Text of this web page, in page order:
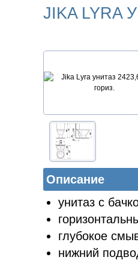
JIKA LYRA
Описание
унитаз с
глубокое
нижний